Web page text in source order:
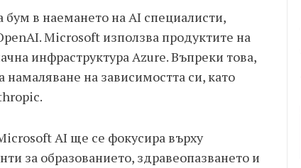
в наемането на AI специалисти,
Microsoft използва продуктите на
инфраструктура Azure. Въпреки това,
на зависимостта си, като
AI ще се фокусира върху
за образованието, здравеопазването и